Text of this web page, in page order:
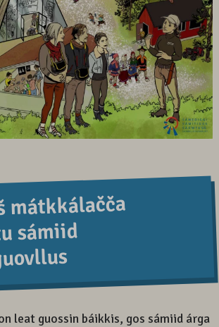
mátkkálačča
sámiid
leat guossin báikkis, gos sámiid árga